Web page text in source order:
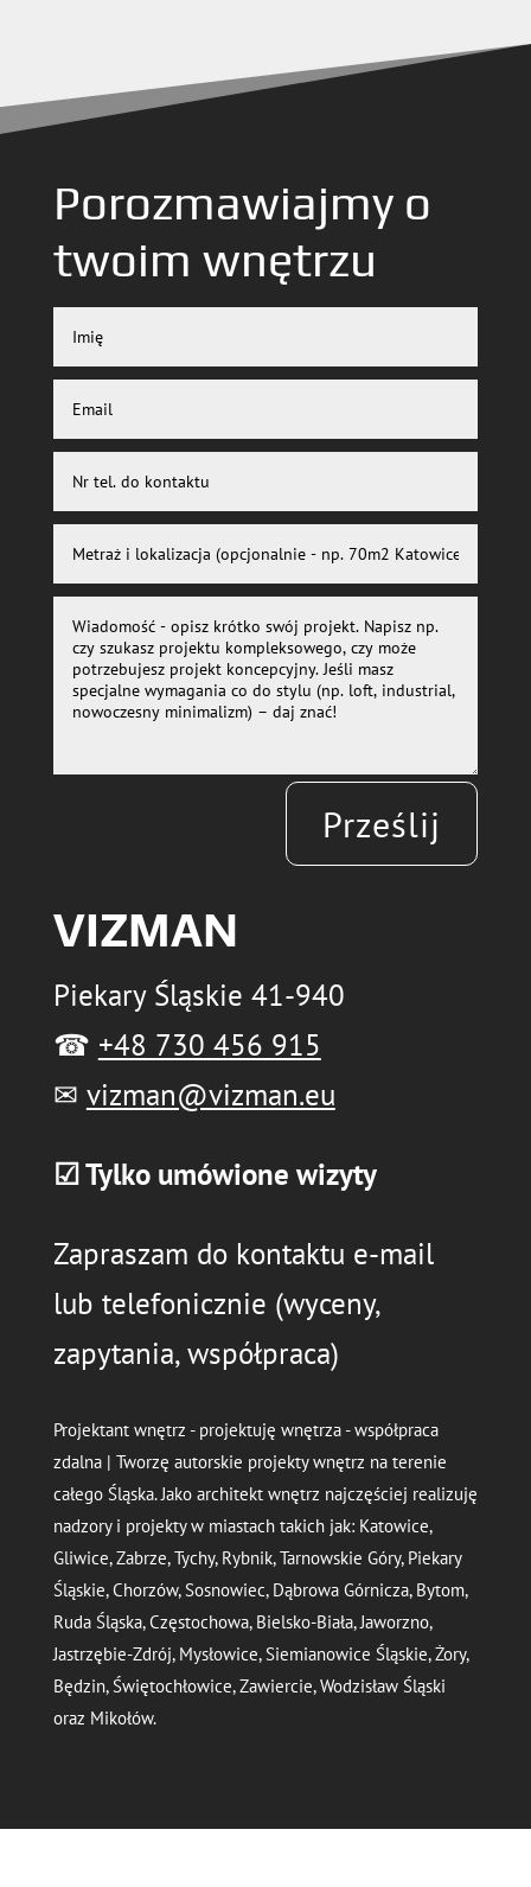
Porozmawiajmy o
twoim wnętrzu
Prześlij
VIZMAN
Piekary Śląskie 41-940
☎ +48 730 456 915
✉ vizman@vizman.eu
☑ Tylko umówione wizyty
Zapraszam do kontaktu e-mail
lub telefonicznie (wyceny,
zapytania, współpraca)
Projektant wnętrz - projektuję wnętrza - współpraca
zdalna | Tworzę autorskie projekty wnętrz na terenie
całego Śląska. Jako architekt wnętrz najczęściej realizuję
nadzory i projekty w miastach takich jak: Katowice,
Gliwice, Zabrze, Tychy, Rybnik, Tarnowskie Góry, Piekary
Śląskie, Chorzów, Sosnowiec, Dąbrowa Górnicza, Bytom,
Ruda Śląska, Częstochowa, Bielsko-Biała, Jaworzno,
Jastrzębie-Zdrój, Mysłowice, Siemianowice Śląskie, Żory,
Będzin, Świętochłowice, Zawiercie, Wodzisław Śląski
oraz Mikołów.